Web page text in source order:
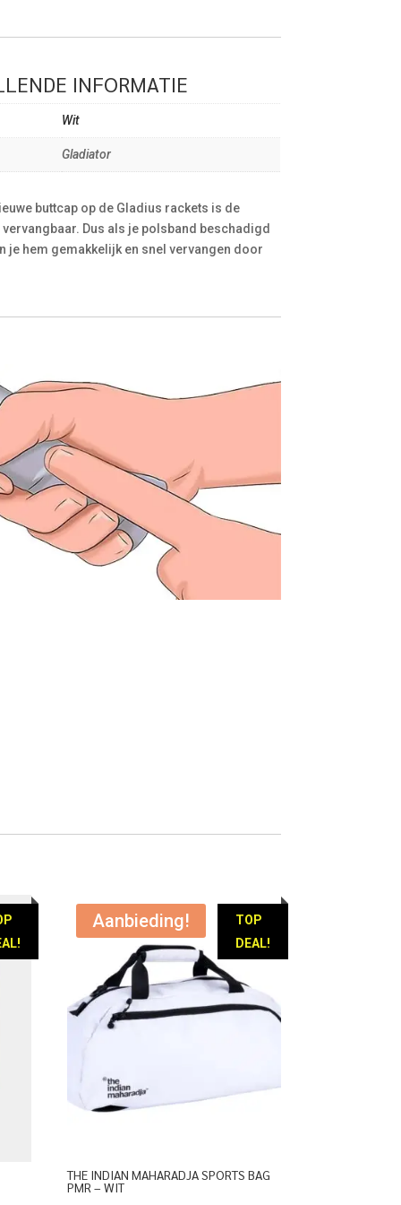
INFORMATIE
Wit
Gladiator
buttcap op de Gladius rackets is de
Dus als je polsband beschadigd
je hem gemakkelijk en snel vervangen door
TOP
DEAL!
Aanbieding!
THE INDIAN MAHARADJA SPORTS BAG
PMR – WIT